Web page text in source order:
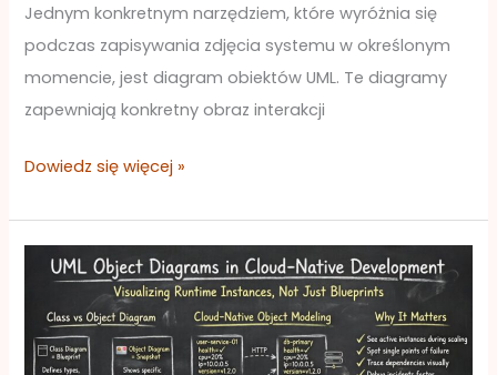
Jednym konkretnym narzędziem, które wyróżnia się
podczas zapisywania zdjęcia systemu w określonym
momencie, jest diagram obiektów UML. Te diagramy
zapewniają konkretny obraz interakcji
Dowiedz się więcej »
Diagramy
UML
w